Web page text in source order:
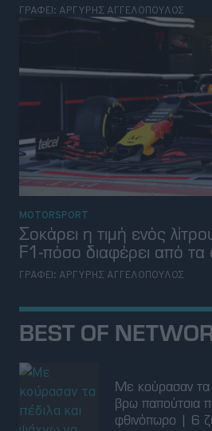
ΓΡΑΦΕΙ: ΑΡΓΥΡΗΣ ΑΓΓΕΛΟΠΟΥΛΟΣ
MOTORSPORT
Σοκάρει η τιμή ενός
F1-πόσο διαφέρει από τα
ΓΡΑΦΕΙ: ΑΡΓΥΡΗΣ ΑΓΓΕΛΟΠΟΥΛΟΣ
BEST OF
Με κούρασαν τα
βρω παπούτσια
φθινόπωρο | 6